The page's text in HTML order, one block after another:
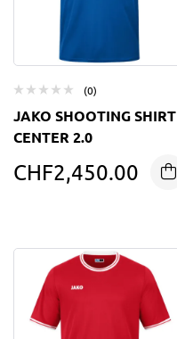
(0)
JAKO SHOOTING SHIRT
CENTER 2.0
CHF2,450.00